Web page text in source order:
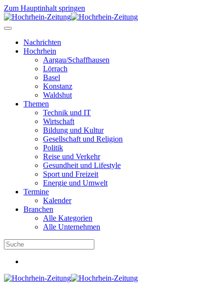
Zum Hauptinhalt springen
Nachrichten
Hochrhein
Aargau/Schaffhausen
Lörrach
Basel
Konstanz
Waldshut
Themen
Technik und IT
Wirtschaft
Bildung und Kultur
Gesellschaft und Religion
Politik
Reise und Verkehr
Gesundheit und Lifestyle
Sport und Freizeit
Energie und Umwelt
Termine
Kalender
Branchen
Alle Kategorien
Alle Unternehmen